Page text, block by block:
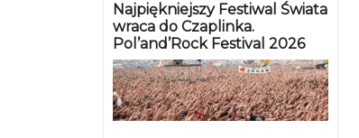
Najpiękniejszy Festiwal Świata
wraca do Czaplinka.
Pol’and’Rock Festival 2026